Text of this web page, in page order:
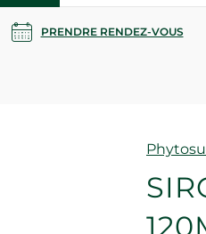
PRENDRE RENDEZ-VOUS
Marque